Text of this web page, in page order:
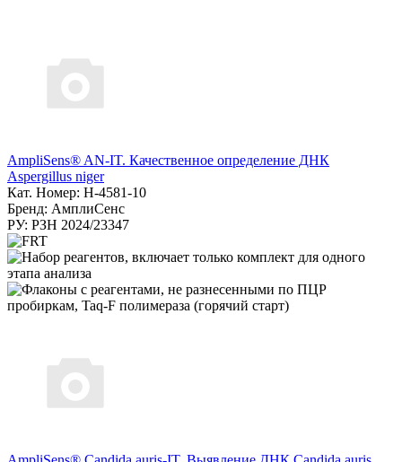
AmpliSens® AN-IT. Качественное определение ДНК
Aspergillus niger
Кат. Номер: Н-4581-10
Бренд: АмплиСенс
РУ: РЗН 2024/23347